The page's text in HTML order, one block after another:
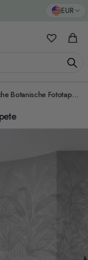
EUR
Meine
Monochrome Tropische Botanische Fototapete